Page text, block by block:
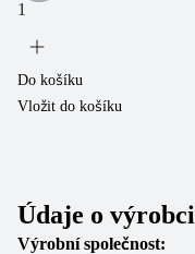
Do košíku
Vložit do košíku
Údaje o výrobci
Výrobní společnost: